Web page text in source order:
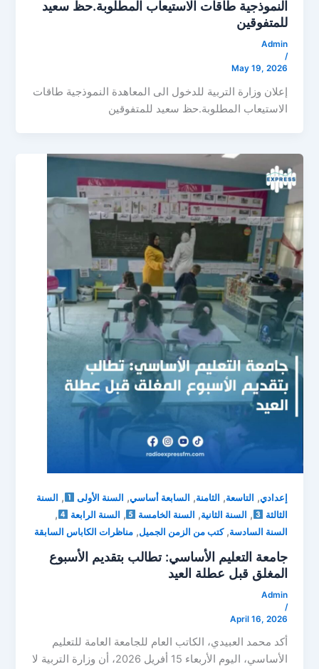
النموذجية طاقات الاستيعاب المطلوبة.حظ سعيد
للمتفوقين
Admin
/
May 19, 2026
إعلان وزارة التربية للدخول الى المعاهدة النموذجية طاقات
الاستيعاب المطلوبة.حظ سعيد للمتفوقين
إعدادي, التاسعة, الثامنة, السابعة أساسي, السنة الأولى , السنة
الثالثة
, السنة الثانية, السنة الخامسة , السنة الرابعة ,
السنة السادسة,كتب من الزمن الجميل,مناظرات الكاباس السابقة
جامعة التعليم الأساسي: تطالب بتقديم الأسبوع
المغلق قبل عطلة العيد
Admin
/
April 16, 2026
أكد محمد العبيدي، الكاتب العام للجامعة العامة للتعليم
الأساسي، اليوم الأربعاء 15 أفريل 2026، أن وزارة التربية لا